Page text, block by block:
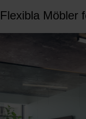
Flexibla Möbler